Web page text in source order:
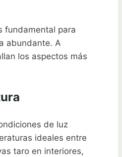
fundamental para
abundante. A
los aspectos más
de luz
ideales entre
taro en interiores,